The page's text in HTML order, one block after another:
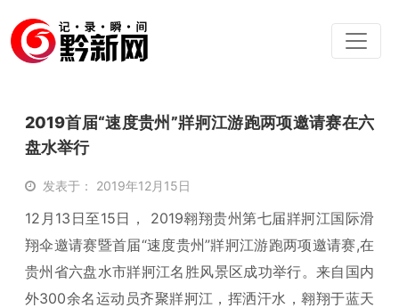
2019首届“速度贵州”牂牁江游跑两项邀请赛在六
盘水举行
发表于： 2019年12月15日
12月13日至15日， 2019翱翔贵州第七届牂牁江国际滑
翔伞邀请赛暨首届“速度贵州”牂牁江游跑两项邀请赛,在
贵州省六盘水市牂牁江名胜风景区成功举行。来自国内
外300余名运动员齐聚牂牁江，挥洒汗水，翱翔于蓝天